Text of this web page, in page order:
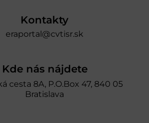
Kontakty
eraportal@cvtisr.sk
Kde nás nájdete
cesta 8A, P.O.Box 47, 840 05
Bratislava